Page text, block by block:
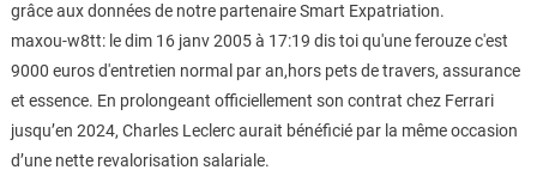
grâce aux données de notre partenaire Smart Expatriation.
maxou-w8tt: le dim 16 janv 2005 à 17:19 dis toi qu'une ferouze c'est
9000 euros d'entretien normal par an,hors pets de travers, assurance
et essence. En prolongeant officiellement son contrat chez Ferrari
jusqu’en 2024, Charles Leclerc aurait bénéficié par la même occasion
d’une nette revalorisation salariale.